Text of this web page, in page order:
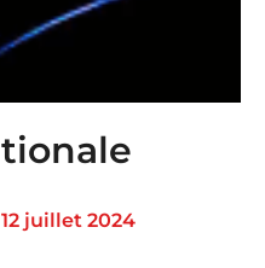
juillet 2024